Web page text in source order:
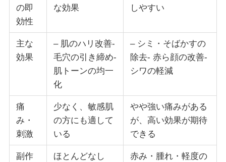
の即
効性
な効果
しやすい
主な
効果
– 肌のハリ改善-
毛穴の引き締め-
肌トーンの均一
化
– シミ・そばかすの
除去- 赤ら顔の改善-
シワの軽減
痛
み・
刺激
少なく、敏感肌
の方にも適して
いる
やや強い痛みがある
が、高い効果が期待
できる
副作
ほとんどなし
赤み・腫れ・軽度の